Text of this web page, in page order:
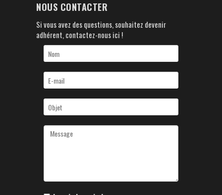
NOUS CONTACTER
Si vous avez des questions, souhaitez devenir
adhérent, contactez-nous ici !